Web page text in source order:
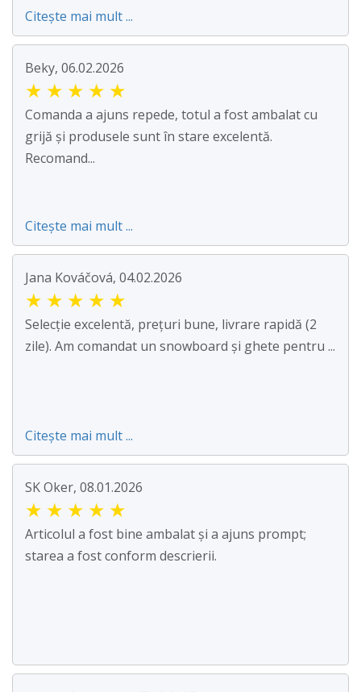
Citește mai mult ...
Beky, 06.02.2026
★ ★ ★ ★ ★
Comanda a ajuns repede, totul a fost ambalat cu
grijă și produsele sunt în stare excelentă.
Recomand...
Citește mai mult ...
Jana Kováčová, 04.02.2026
★ ★ ★ ★ ★
Selecție excelentă, prețuri bune, livrare rapidă (2
zile). Am comandat un snowboard și ghete pentru ...
Citește mai mult ...
SK Oker, 08.01.2026
★ ★ ★ ★ ★
Articolul a fost bine ambalat și a ajuns prompt;
starea a fost conform descrierii.